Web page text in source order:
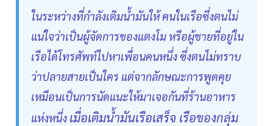
ในระหว่างที่กำลังเติมน้ำมันให้ คนในเรือซึ่งตนไม่
แน่ใจว่าเป็นผู้จัดการของแตงโม หรือผู้ชายที่อยู่ใน
เรือได้โทรศัพท์ไปหาเพื่อนคนหนึ่ง ซึ่งตนไม่ทราบ
ว่าปลายสายเป็นใคร แต่จากลักษณะการพูดคุย
เหมือนเป็นการนัดแนะให้มาเจอกันที่ร้านอาหาร
แห่งหนึ่ง เมื่อเติมน้ำมันเรือเสร็จ เรือของกลุ่ม